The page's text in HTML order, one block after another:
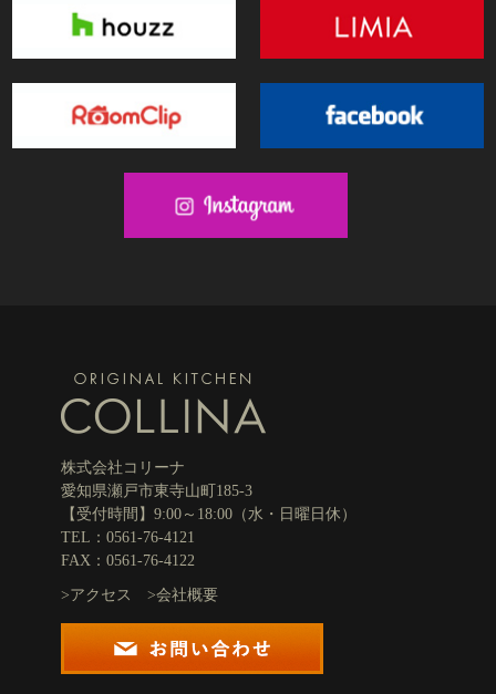
株式会社コリーナ
愛知県瀬戸市東寺山町185-3
【受付時間】9:00～18:00（水・日曜日休）
TEL：0561-76-4121
FAX：0561-76-4122
>アクセス >会社概要